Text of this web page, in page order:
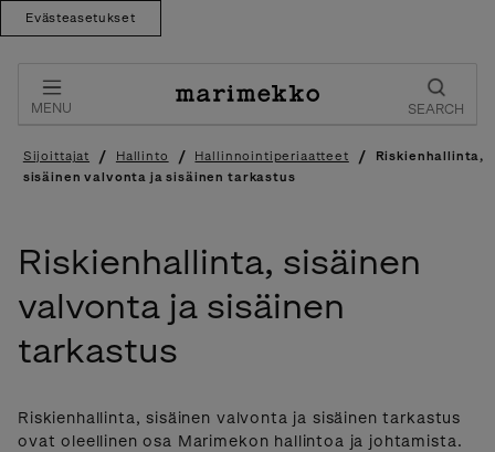
Evästeasetukset
content
MENU SEARCH
Sijoittajat / Hallinto / Hallinnointiperiaatteet /
Riskienhallinta,
sisäinen valvonta ja sisäinen tarkastus
Riskienhallinta, sisäinen
valvonta ja sisäinen
tarkastus
Riskienhallinta, sisäinen valvonta ja sisäinen tarkastus
ovat oleellinen osa Marimekon hallintoa ja johtamista.